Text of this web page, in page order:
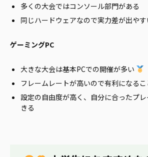
多くの大会ではコンソール部門がある
同じハードウェアなので実力差が出やす
ゲーミングPC
大きな大会は基本PCでの開催が多い
フレームレートが高いので有利になるこ
設定の自由度が高く、自分に合ったプ
きる